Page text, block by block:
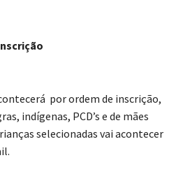
por ordem de inscrição,
indígenas, PCD’s e de mães
selecionadas vai acontecer